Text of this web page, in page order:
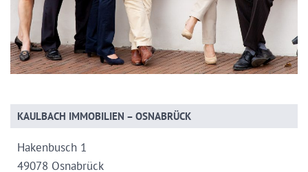
KAULBACH IMMOBILIEN – OSNABRÜCK
Hakenbusch 1
49078 Osnabrück